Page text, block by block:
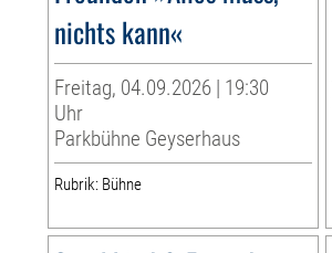
nichts kann«
Freitag, 04.09.2026 | 19:30
Uhr
Parkbühne Geyserhaus
Rubrik: Bühne